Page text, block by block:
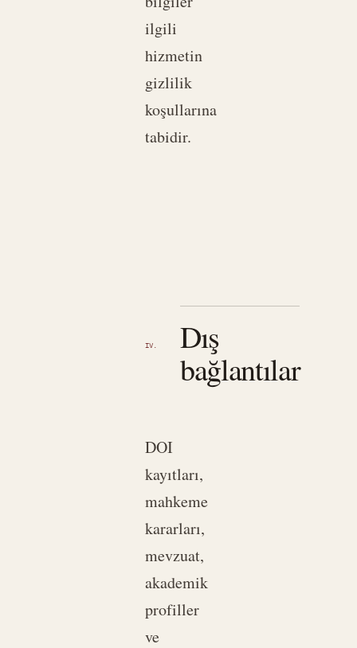
ilgili
hizmetin
gizlilik
koşullarına
tabidir.
IV.
Dış
bağlantılar
DOI
kayıtları,
mahkeme
kararları,
mevzuat,
akademik
profiller
ve